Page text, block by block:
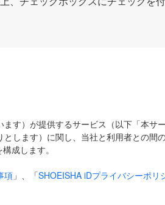
す）が提供するサービス（以下「本サ
します）に関し、当社と利用者との間
成します。
項 」、「SHOEISHA iDプライバシーポリ